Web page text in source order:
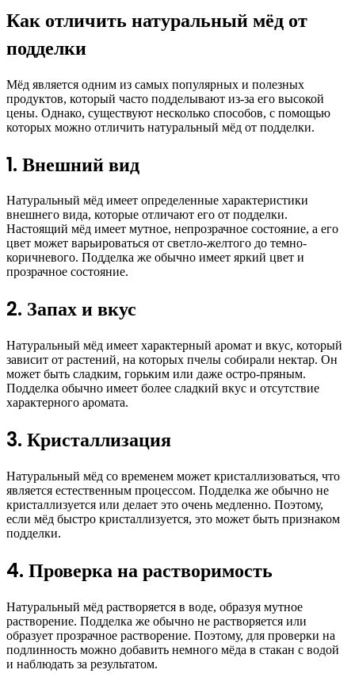
Как отличить натуральный мёд от
подделки
Мёд является одним из самых популярных и полезных
продуктов, который часто подделывают из-за его высокой
цены. Однако, существуют несколько способов, с помощью
которых можно отличить натуральный мёд от подделки.
1. Внешний вид
Натуральный мёд имеет определенные характеристики
внешнего вида, которые отличают его от подделки.
Настоящий мёд имеет мутное, непрозрачное состояние, а его
цвет может варьироваться от светло-желтого до темно-
коричневого. Подделка же обычно имеет яркий цвет и
прозрачное состояние.
2. Запах и вкус
Натуральный мёд имеет характерный аромат и вкус, который
зависит от растений, на которых пчелы собирали нектар. Он
может быть сладким, горьким или даже остро-пряным.
Подделка обычно имеет более сладкий вкус и отсутствие
характерного аромата.
3. Кристаллизация
Натуральный мёд со временем может кристаллизоваться, что
является естественным процессом. Подделка же обычно не
кристаллизуется или делает это очень медленно. Поэтому,
если мёд быстро кристаллизуется, это может быть признаком
подделки.
4. Проверка на растворимость
Натуральный мёд растворяется в воде, образуя мутное
растворение. Подделка же обычно не растворяется или
образует прозрачное растворение. Поэтому, для проверки на
подлинность можно добавить немного мёда в стакан с водой
и наблюдать за результатом.